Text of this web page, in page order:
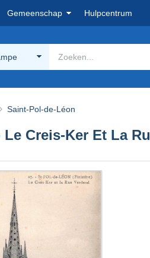
Gemeenschap Hulpcentrum
Saint-Pol-de-Léon
Le Creis-Ker Et La